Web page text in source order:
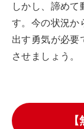
しかし、諦め
す。今の状況か
出す勇気が必要
させましょう。